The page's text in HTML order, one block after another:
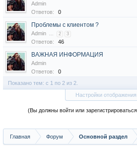
Admin
Ответов:
0
Проблемы с клиентом ?
Admin ... 2 3
Ответов: 46
ВАЖНАЯ ИНФОРМАЦИЯ
Admin
Ответов:
0
Показано тем: с 1 по 2 из 2.
Настройки
(Вы должны войти или
Главная Форум Основной раздел